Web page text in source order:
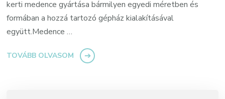
kerti medence gyártása bármilyen egyedi méretben és
formában a hozzá tartozó gépház kialakításával
együtt.Medence …
TOVÁBB OLVASOM